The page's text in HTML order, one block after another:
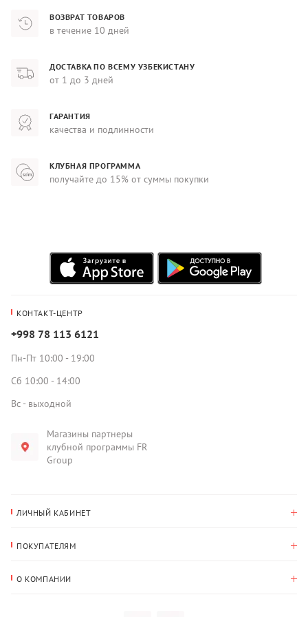
ВОЗВРАТ ТОВАРОВ
в течение 10 дней
ДОСТАВКА ПО ВСЕМУ УЗБЕКИСТАНУ
от 1 до 3 дней
ГАРАНТИЯ
качества и подлинности
КЛУБНАЯ ПРОГРАММА
получайте до 15% от суммы покупки
КОНТАКТ-ЦЕНТР
+998 78 113 6121
Пн-Пт 10:00 - 19:00
Сб 10:00 - 14:00
Вс - выходной
Магазины партнеры
клубной программы FR
Group
ЛИЧНЫЙ КАБИНЕТ
Адрес для доставки
ПОКУПАТЕЛЯМ
О КОМПАНИИ